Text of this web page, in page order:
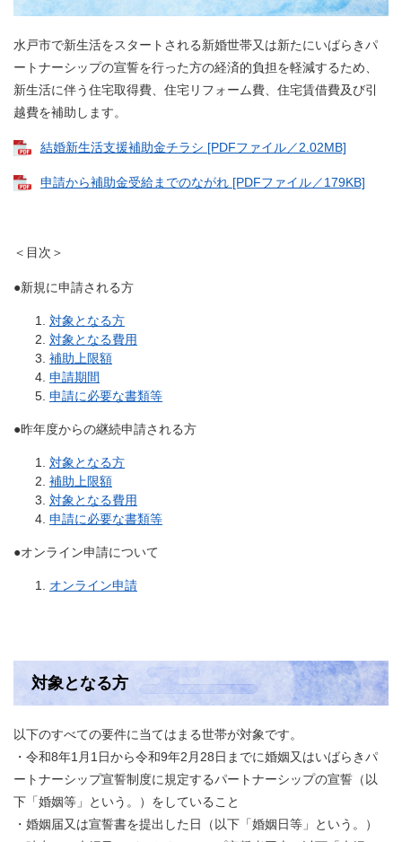
水戸市で新生活をスタートされる新婚世帯又は新たにいばらきパ
ートナーシップの宣誓を行った方の経済的負担を軽減するため、
新生活に伴う住宅取得費、住宅リフォーム費、住宅賃借費及び引
越費を補助します。
結婚新生活支援補助金チラシ [PDFファイル／2.02MB]
申請から補助金受給までのながれ [PDFファイル／179KB]
＜目次＞
●新規に申請される方
対象となる方
対象となる費用
補助上限額
申請期間
申請に必要な書類等
●昨年度からの継続申請される方
対象となる方
補助上限額
対象となる費用
申請に必要な書類等
●オンライン申請について
オンライン申請
対象となる方
以下のすべての要件に当てはまる世帯が対象です。
・令和8年1月1日から令和9年2月28日までに婚姻又はいばらきパ
ートナーシップ宣誓制度に規定するパートナーシップの宣誓（以
下「婚姻等」という。）をしていること
・婚姻届又は宣誓書を提出した日（以下「婚姻日等」という。）